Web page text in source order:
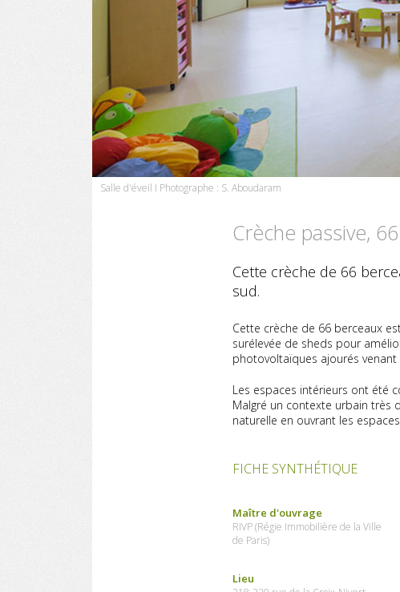
Salle d'éveil I Photographe : S. Aboudaram
Crèche passive,
Cette crèche de 66
sud.
Cette crèche de 66 berceaux
surélevée de sheds pour
photovoltaïques ajourés
Les espaces intérieurs ont été
Malgré un contexte urbain très
naturelle en ouvrant les
FICHE SYNTHÉTIQUE
Maître d'ouvrage
RIVP (Régie Immobilière de la Ville
de Paris)
Lieu